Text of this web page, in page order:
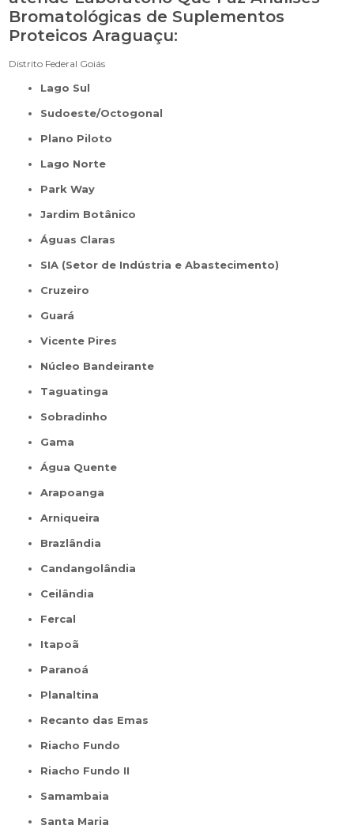
Bromatológicas de Suplementos
Proteicos Araguaçu:
Distrito Federal Goiás
Lago Sul
Sudoeste/Octogonal
Plano Piloto
Lago Norte
Park Way
Jardim Botânico
Águas Claras
SIA (Setor de Indústria e Abastecimento)
Cruzeiro
Guará
Vicente Pires
Núcleo Bandeirante
Taguatinga
Sobradinho
Gama
Água Quente
Arapoanga
Arniqueira
Brazlândia
Candangolândia
Ceilândia
Fercal
Itapoã
Paranoá
Planaltina
Recanto das Emas
Riacho Fundo
Riacho Fundo II
Samambaia
Santa Maria